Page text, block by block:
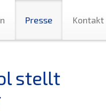
Presse Kontakt
stellt